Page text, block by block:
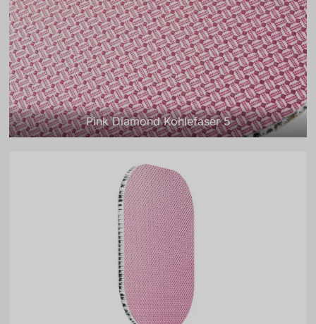
Pink Diamond Kohlefaser 5